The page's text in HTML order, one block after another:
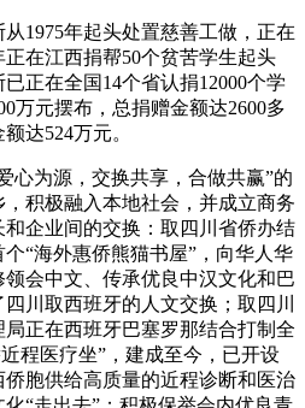
年起头处置慈善工做，正在
在江西捐帮50个贫苦学生起头
正在全国14个省认捐12000个学
万元摆布，总捐赠金额达2600多
达524万元。
为源，交换共享，合做共赢”的
积极融入本地社会，并成立商务
企业间的交换：取四川省侨办结
“海外惠侨熊猫书屋”，向华人华
会中文、传承优良中汉文化和巴
川取西班牙的人文交换；取四川
正在西班牙巴塞罗那结合打制全
程医疗坐”，建成至今，已开设
胞供给高质量的近程诊断和医治